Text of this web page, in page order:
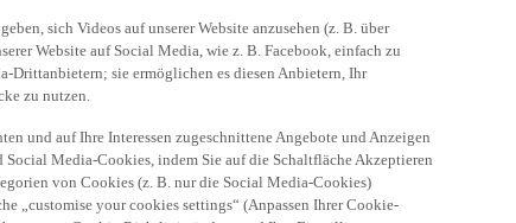
sich Videos auf unserer Website anzusehen (z. B. über
Website auf Social Media, wie z. B. Facebook, einfach zu
Drittanbietern; sie ermöglichen es diesen Anbietern, Ihr
zu nutzen.
und auf Ihre Interessen zugeschnittene Angebote und Anzeigen
Media-Cookies, indem Sie auf die Schaltfläche Akzeptieren
von Cookies (z. B. nur die Social Media-Cookies)
„customise your cookies settings“ (Anpassen Ihrer Cookie-